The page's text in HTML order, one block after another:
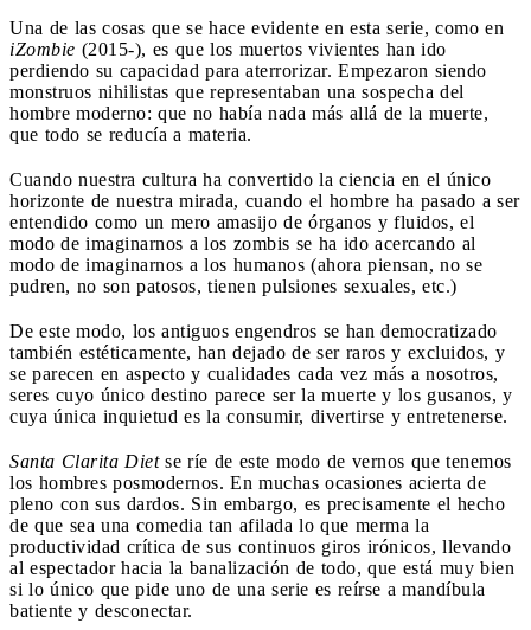
Una de las cosas que se hace evidente en esta serie, como en
iZombie (2015-), es que los muertos vivientes han ido
perdiendo su capacidad para aterrorizar. Empezaron siendo
monstruos nihilistas que representaban una sospecha del
hombre moderno: que no había nada más allá de la muerte,
que todo se reducía a materia.
Cuando nuestra cultura ha convertido la ciencia en el único
horizonte de nuestra mirada, cuando el hombre ha pasado a ser
entendido como un mero amasijo de órganos y fluidos, el
modo de imaginarnos a los zombis se ha ido acercando al
modo de imaginarnos a los humanos (ahora piensan, no se
pudren, no son patosos, tienen pulsiones sexuales, etc.)
De este modo, los antiguos engendros se han democratizado
también estéticamente, han dejado de ser raros y excluidos, y
se parecen en aspecto y cualidades cada vez más a nosotros,
seres cuyo único destino parece ser la muerte y los gusanos, y
cuya única inquietud es la consumir, divertirse y entretenerse.
Santa Clarita Dietse ríe de este modo de vernos que tenemos
los hombres posmodernos. En muchas ocasiones acierta de
pleno con sus dardos. Sin embargo, es precisamente el hecho
de que sea una comedia tan afilada lo que merma la
productividad crítica de sus continuos giros irónicos, llevando
al espectador hacia la banalización de todo, que está muy bien
si lo único que pide uno de una serie es reírse a mandíbula
batiente y desconectar.